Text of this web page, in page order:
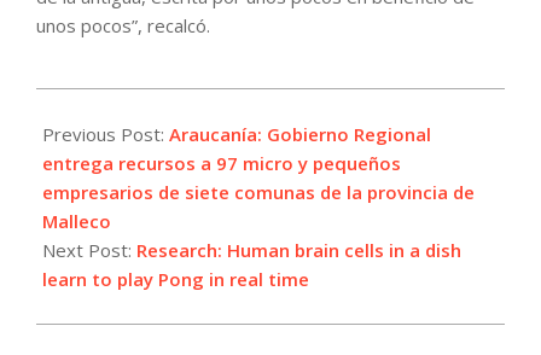
unos pocos”, recalcó.
10-
13
Previous Post: Araucanía: Gobierno Regional
entrega recursos a 97 micro y pequeños
empresarios de siete comunas de la provincia de
Malleco
Next Post: Research: Human brain cells in a dish
learn to play Pong in real time